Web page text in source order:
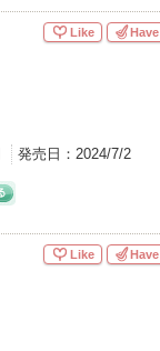
発売日： 2024/7/2
Like Have
Like Have